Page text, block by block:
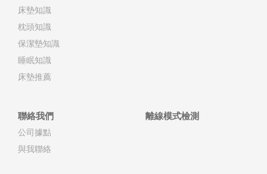
床墊知識
枕頭知識
保潔墊知識
睡眠知識
床墊推薦
聯絡我們
公司據點
與我聯絡
離線模式檢測